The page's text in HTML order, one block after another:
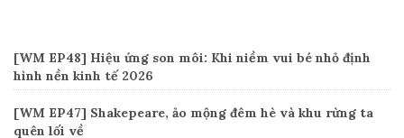
[WM EP48] Hiệu ứng son môi: Khi niềm vui bé nhỏ định
hình nền kinh tế 2026
[WM EP47] Shakepeare, ảo mộng đêm hè và khu rừng ta
quên lối về